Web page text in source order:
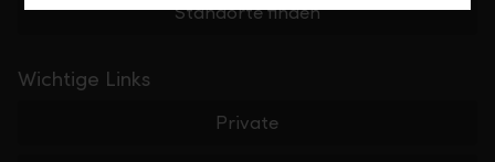
Standorte finden
Wichtige Links
Private